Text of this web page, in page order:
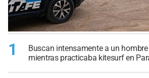
1
Buscan intensamente a un
mientras practicaba kitesurf en